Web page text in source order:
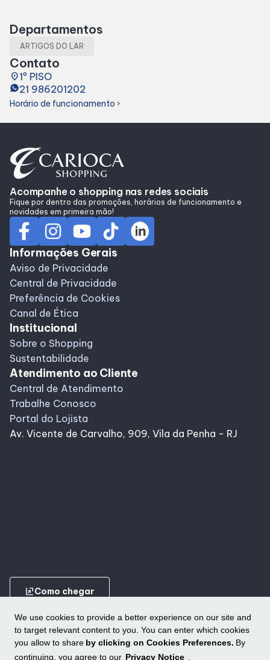
We use cookies to provide a better experience on our site and
to target relevant content to you. You can enter which cookies
you allow to share by clicking on Cookies Preferences. By
continuing, you agree to our Privacy Notice .
Lojas e Restaurantes
Lojas
Alimentação
Programa de benefícios
Departamentos
ARTIGOS DO LAR
Contato
place1º PISO
21 986201202
Horário de funcionamento chevron_right
Acompanhe o shopping nas redes sociais
Fique por dentro das promoções, horários de funcionamento e
novidades em primeira mão!
Informações Gerais
Aviso de Privacidade
Central de Privacidade
Preferência de Cookies
Canal de Ética
Institucional
Sobre o Shopping
Sustentabilidade
Atendimento ao Cliente
Central de Atendimento
Trabalhe Conosco
Portal do Lojista
Av. Vicente de Carvalho, 909, Vila da Penha - RJ
ungroupComo chegar